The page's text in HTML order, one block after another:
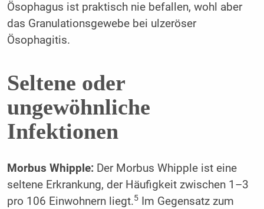
Ösophagus ist praktisch nie befallen, wohl aber
das Granulationsgewebe bei ulzeröser
Ösophagitis.
Seltene oder
ungewöhnliche
Infektionen
Morbus Whipple:Der Morbus Whipple ist eine
seltene Erkrankung, der Häufigkeit zwischen 1–3
pro 106 Einwohnern liegt.5Im Gegensatz zum